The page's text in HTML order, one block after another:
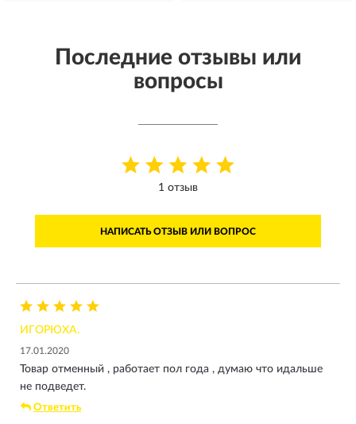
Последние отзывы или
вопросы
1 отзыв
НАПИСАТЬ ОТЗЫВ ИЛИ ВОПРОС
ИГОРЮХА.
17.01.2020
Товар отменный , работает пол года , думаю что идальше
не подведет.
Ответить